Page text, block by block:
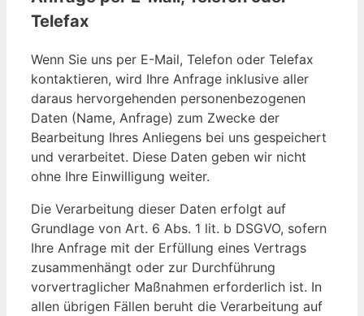
Telefax
Wenn Sie uns per E-Mail, Telefon oder Telefax
kontaktieren, wird Ihre Anfrage inklusive aller
daraus hervorgehenden personenbezogenen
Daten (Name, Anfrage) zum Zwecke der
Bearbeitung Ihres Anliegens bei uns gespeichert
und verarbeitet. Diese Daten geben wir nicht
ohne Ihre Einwilligung weiter.
Die Verarbeitung dieser Daten erfolgt auf
Grundlage von Art. 6 Abs. 1 lit. b DSGVO, sofern
Ihre Anfrage mit der Erfüllung eines Vertrags
zusammenhängt oder zur Durchführung
vorvertraglicher Maßnahmen erforderlich ist. In
allen übrigen Fällen beruht die Verarbeitung auf